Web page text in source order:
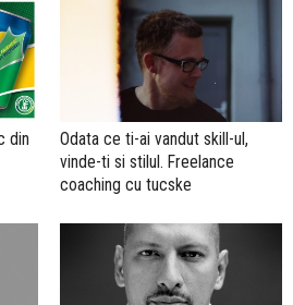
din
Odata ce ti-ai vandut skill-ul,
vinde-ti si stilul. Freelance
coaching cu tucske